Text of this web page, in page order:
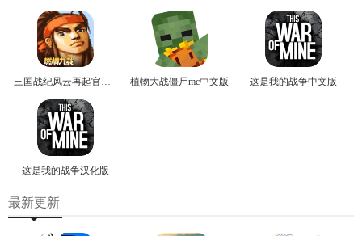
三国战纪风云再起官方版 植物大战僵尸mc中文版 这是我的战争中文版
这是我的战争汉化版
最新更新